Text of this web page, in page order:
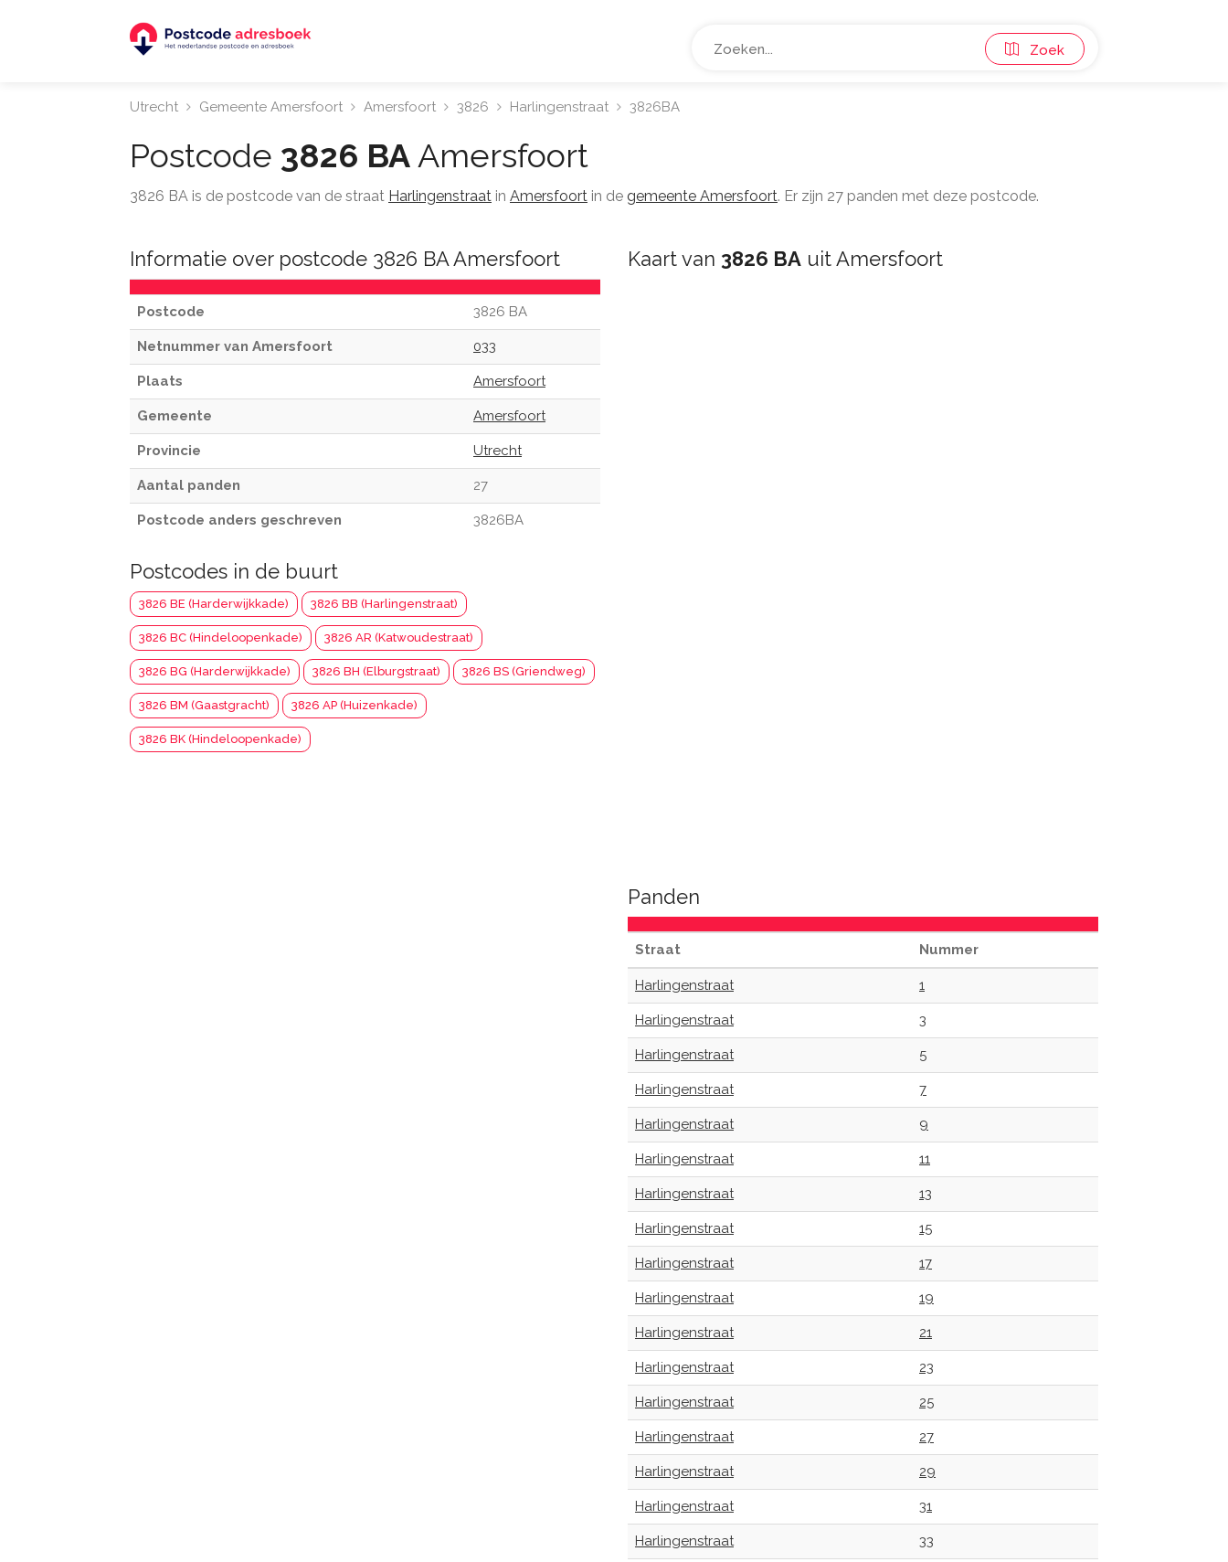
Zoek
Utrecht Gemeente Amersfoort Amersfoort 3826 Harlingenstraat 3826BA
Postcode 3826 BA Amersfoort
3826 BA is de postcode van de straat Harlingenstraat in Amersfoort in de gemeente Amersfoort. Er zijn 27 panden met deze postcode.
Informatie over postcode 3826 BA Amersfoort
Postcode 3826 BA
Netnummer van Amersfoort 033
Plaats Amersfoort
Gemeente Amersfoort
Provincie Utrecht
Aantal panden 27
Postcode anders geschreven 3826BA
Postcodes in de buurt
3826 BE (Harderwijkkade) 3826 BB (Harlingenstraat)
3826 BC (Hindeloopenkade) 3826 AR (Katwoudestraat)
3826 BG (Harderwijkkade) 3826 BH (Elburgstraat) 3826 BS (Griendweg)
3826 BM (Gaastgracht) 3826 AP (Huizenkade)
3826 BK (Hindeloopenkade)
Kaart van 3826 BA uit Amersfoort
Panden
Straat Nummer
Harlingenstraat 1
Harlingenstraat 3
Harlingenstraat 5
Harlingenstraat 7
Harlingenstraat 9
Harlingenstraat 11
Harlingenstraat 13
Harlingenstraat 15
Harlingenstraat 17
Harlingenstraat 19
Harlingenstraat 21
Harlingenstraat 23
Harlingenstraat 25
Harlingenstraat 27
Harlingenstraat 29
Harlingenstraat 31
Harlingenstraat 33